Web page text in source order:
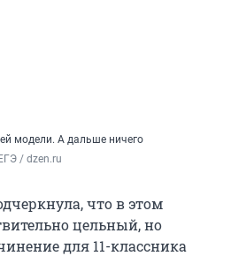
модели. А дальше ничего
/ dzen.ru
что в этом
цельный, но
для 11-классника